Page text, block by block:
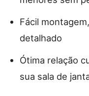
Fácil
detalhado
Ótima relação
sua sala de